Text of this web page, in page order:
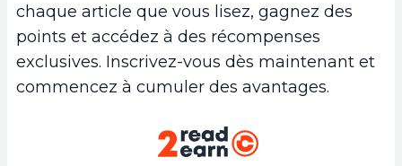
chaque article que vous lisez, gagnez des
points et accédez à des récompenses
exclusives. Inscrivez-vous dès maintenant et
commencez à cumuler des avantages.